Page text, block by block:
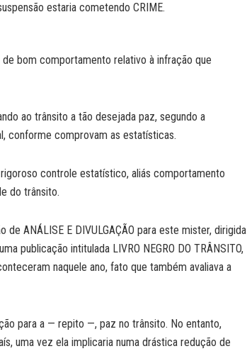
estaria cometendo CRIME.
bom comportamento relativo à infração que
ao trânsito a tão desejada paz, segundo a
conforme comprovam as estatísticas.
controle estatístico, aliás comportamento
do trânsito.
ANÁLISE E DIVULGAÇÃO para este mister, dirigida
publicação intitulada LIVRO NEGRO DO TRÂNSITO,
naquele ano, fato que também avaliava a
para a — repito —, paz no trânsito. No entanto,
uma vez ela implicaria numa drástica redução de